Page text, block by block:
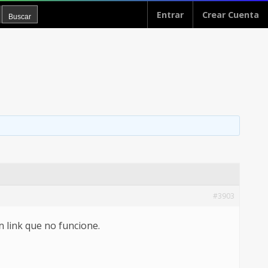
Entrar Crear Cuenta
#3903
link que no funcione.